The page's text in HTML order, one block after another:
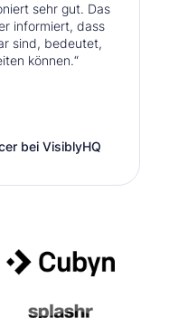
sehr gut. Das
informiert, dass
sind, bedeutet,
können.“
bei VisiblyHQ